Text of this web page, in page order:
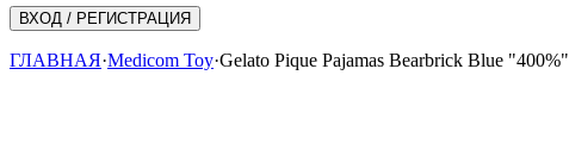
ВХОД / РЕГИСТРАЦИЯ
ГЛАВНАЯ·Medicom Toy·Gelato Pique Pajamas Bearbrick Blue "400%"